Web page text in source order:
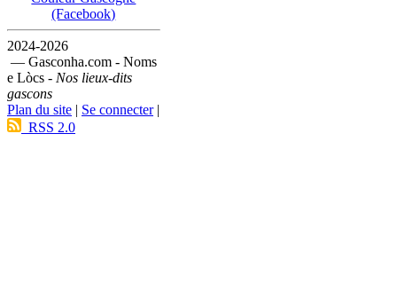
(Facebook)
2024-2026
— Gasconha.com - Noms
e Lòcs - Nos lieux-dits
gascons
Plan du site | Se connecter|
RSS 2.0